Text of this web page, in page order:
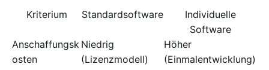
Kriterium Standardsoftware
Individuelle
Software
Anschaffungsk
osten
Niedrig
(Lizenzmodell)
Höher
(Einmalentwicklung)